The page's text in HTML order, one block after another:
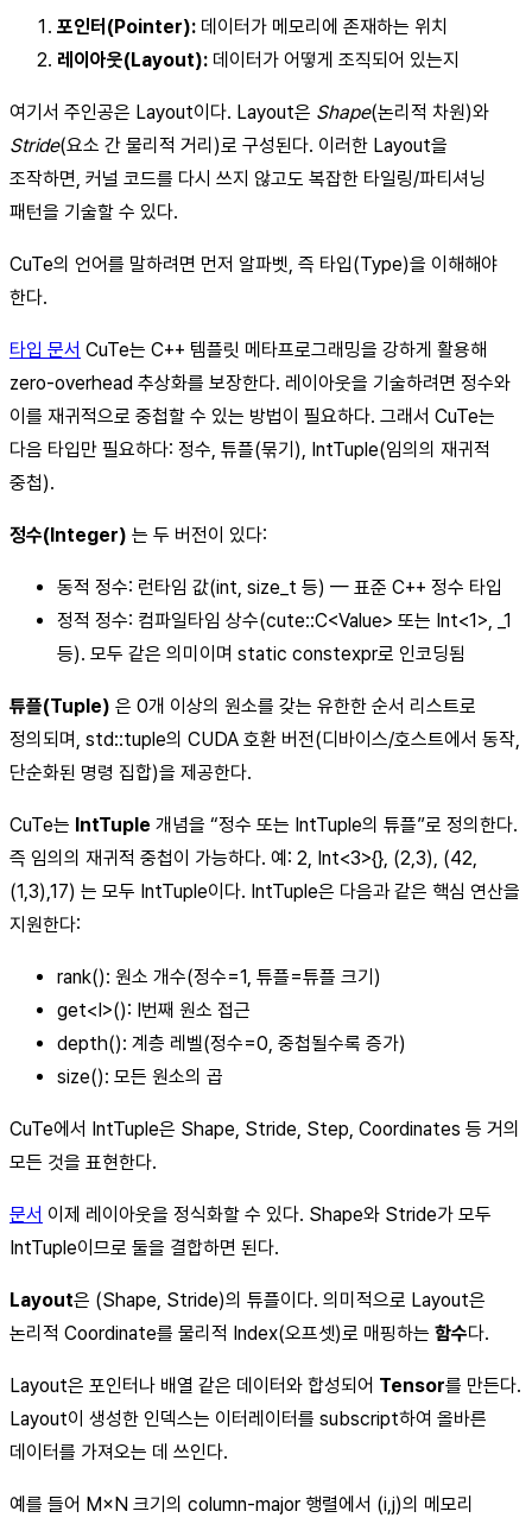
포인터(Pointer): 데이터가 메모리에 존재하는 위치
레이아웃(Layout): 데이터가 어떻게 조직되어 있는지
여기서 주인공은 Layout이다. Layout은 Shape(논리적 차원)와
Stride(요소 간 물리적 거리)로 구성된다. 이러한 Layout을
조작하면, 커널 코드를 다시 쓰지 않고도 복잡한 타일링/파티셔닝
패턴을 기술할 수 있다.
CuTe의 언어를 말하려면 먼저 알파벳, 즉 타입(Type)을 이해해야
한다.
타입 문서 CuTe는 C++ 템플릿 메타프로그래밍을 강하게 활용해
zero-overhead 추상화를 보장한다. 레이아웃을 기술하려면 정수와
이를 재귀적으로 중첩할 수 있는 방법이 필요하다. 그래서 CuTe는
다음 타입만 필요하다: 정수, 튜플(묶기), IntTuple(임의의 재귀적
중첩).
정수(Integer) 는 두 버전이 있다:
동적 정수: 런타임 값(int, size_t 등) — 표준 C++ 정수 타입
정적 정수: 컴파일타임 상수(cute::C<Value> 또는 Int<1>, _1
등). 모두 같은 의미이며 static constexpr로 인코딩됨
튜플(Tuple) 은 0개 이상의 원소를 갖는 유한한 순서 리스트로
정의되며, std::tuple의 CUDA 호환 버전(디바이스/호스트에서 동작,
단순화된 명령 집합)을 제공한다.
CuTe는 IntTuple 개념을 “정수 또는 IntTuple의 튜플”로 정의한다.
즉 임의의 재귀적 중첩이 가능하다. 예: 2, Int<3>{}, (2,3), (42,
(1,3),17) 는 모두 IntTuple이다. IntTuple은 다음과 같은 핵심 연산을
지원한다:
rank(): 원소 개수(정수=1, 튜플=튜플 크기)
get<I>(): I번째 원소 접근
depth(): 계층 레벨(정수=0, 중첩될수록 증가)
size(): 모든 원소의 곱
CuTe에서 IntTuple은 Shape, Stride, Step, Coordinates 등 거의
모든 것을 표현한다.
문서 이제 레이아웃을 정식화할 수 있다. Shape와 Stride가 모두
IntTuple이므로 둘을 결합하면 된다.
Layout은 (Shape, Stride)의 튜플이다. 의미적으로 Layout은
논리적 Coordinate를 물리적 Index(오프셋)로 매핑하는 함수다.
Layout은 포인터나 배열 같은 데이터와 합성되어 Tensor를 만든다.
Layout이 생성한 인덱스는 이터레이터를 subscript하여 올바른
데이터를 가져오는 데 쓰인다.
예를 들어 M×N 크기의 column-major 행렬에서 (i,j)의 메모리